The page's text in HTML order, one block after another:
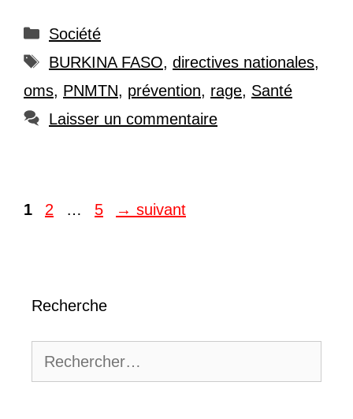
Catégories
Société
Étiquettes
BURKINA FASO, directives nationales,
oms, PNMTN, prévention, rage, Santé
Laisser un commentaire
Page
1 Page
2 … Page
5 → suivant
Recherche